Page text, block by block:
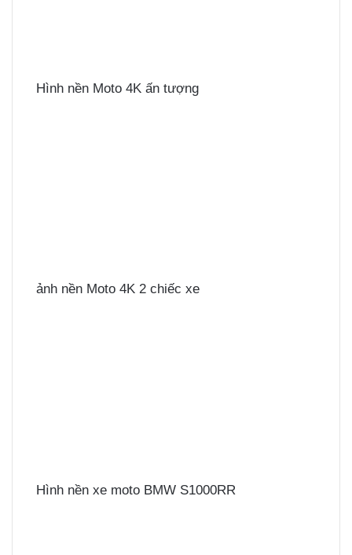
Hình nền Moto 4K ấn tượng
ảnh nền Moto 4K 2 chiếc xe
Hình nền xe moto BMW S1000RR